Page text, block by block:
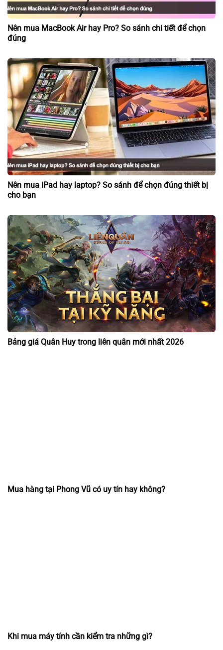
Nên mua MacBook Air hay Pro? So sánh chi tiết để chọn
đúng
Nên mua iPad hay laptop? So sánh để chọn đúng thiết bị
cho bạn
Bảng giá Quân Huy trong liên quân mới nhất 2026
Mua hàng tại Phong Vũ có uy tín hay không?
Khi mua máy tính cần kiểm tra những gì?